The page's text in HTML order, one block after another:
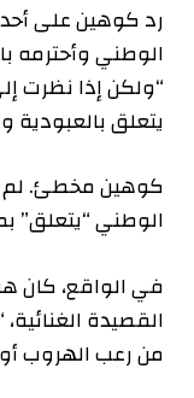
الوطني وأحترمه
“ولكن إذا نظرت
يتعلق بالعبودية
كوهين مخطئ. لم
الوطني “يتعلق”
في الواقع، كان
القصيدة
من رعب الهروب